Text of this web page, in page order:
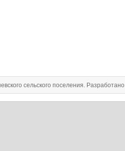
сельского поселения.